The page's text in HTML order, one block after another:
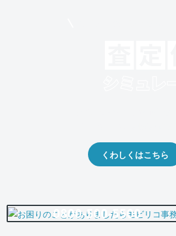
くわしくはこちら
0800-500-5500